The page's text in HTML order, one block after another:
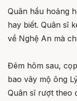
Quân hầu hoảng
hay biết. Quân sĩ
về Nghệ An mà
Đêm hôm sau,
bao vây mộ ông
Quân sĩ rượt theo